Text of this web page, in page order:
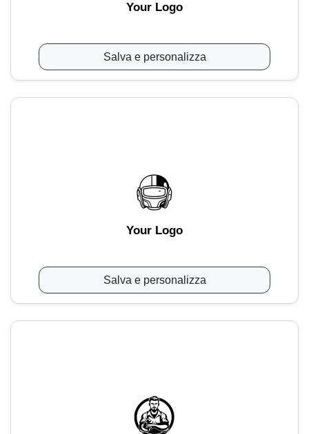
Your Logo
Salva e personalizza
Your Logo
Salva e personalizza